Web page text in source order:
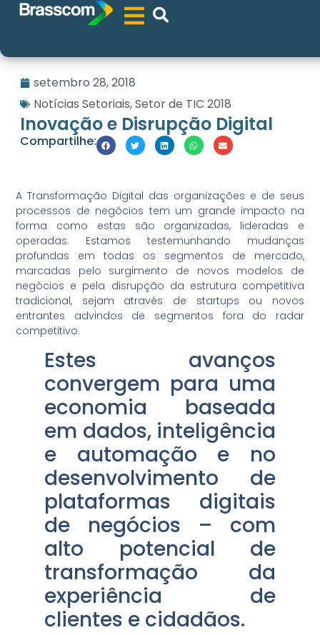
setembro 28, 2018
Notícias Setoriais,Setor de TIC 2018
Inovação e Disrupção Digital
Compartilhe:
A Transformação Digital das organizações e de seus
processos de negócios tem um grande impacto na
forma como estas são organizadas, lideradas e
operadas. Estamos testemunhando mudanças
profundas em todas os segmentos de mercado,
marcadas pelo surgimento de novos modelos de
negócios e pela disrupção da estrutura competitiva
tradicional, sejam através de startups ou novos
entrantes advindos de segmentos fora do radar
competitivo.
Estes avanços
convergem para uma
economia baseada
em dados, inteligência
e automação e no
desenvolvimento de
plataformas digitais
de negócios – com
alto potencial de
transformação da
experiência de
clientes e cidadãos.